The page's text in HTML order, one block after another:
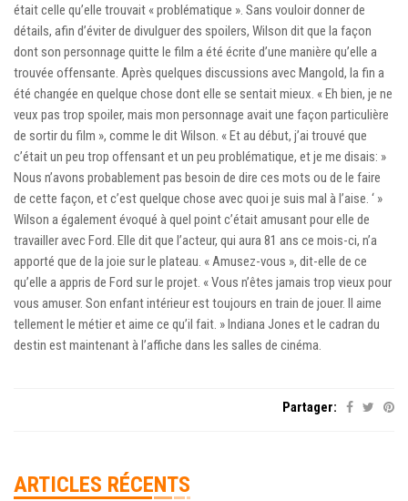
était celle qu’elle trouvait « problématique ». Sans vouloir donner de
détails, afin d’éviter de divulguer des spoilers, Wilson dit que la façon
dont son personnage quitte le film a été écrite d’une manière qu’elle a
trouvée offensante. Après quelques discussions avec Mangold, la fin a
été changée en quelque chose dont elle se sentait mieux. « Eh bien, je ne
veux pas trop spoiler, mais mon personnage avait une façon particulière
de sortir du film », comme le dit Wilson. « Et au début, j’ai trouvé que
c’était un peu trop offensant et un peu problématique, et je me disais: »
Nous n’avons probablement pas besoin de dire ces mots ou de le faire
de cette façon, et c’est quelque chose avec quoi je suis mal à l’aise. ‘ »
Wilson a également évoqué à quel point c’était amusant pour elle de
travailler avec Ford. Elle dit que l’acteur, qui aura 81 ans ce mois-ci, n’a
apporté que de la joie sur le plateau. « Amusez-vous », dit-elle de ce
qu’elle a appris de Ford sur le projet. « Vous n’êtes jamais trop vieux pour
vous amuser. Son enfant intérieur est toujours en train de jouer. Il aime
tellement le métier et aime ce qu’il fait. » Indiana Jones et le cadran du
destin est maintenant à l’affiche dans les salles de cinéma.
Partager:
ARTICLES RÉCENTS